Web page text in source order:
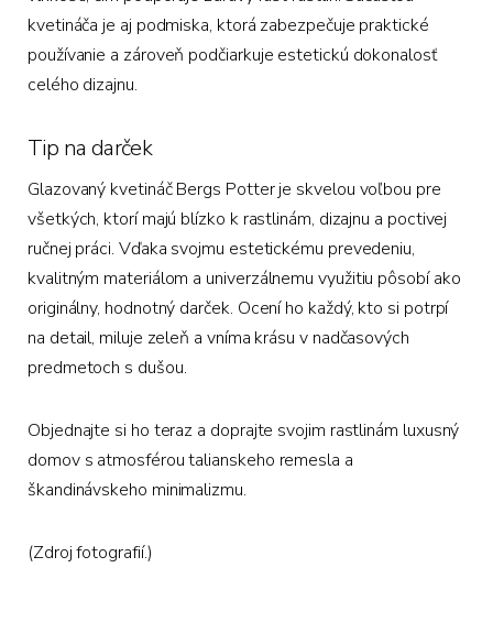
kvetináča je aj podmiska, ktorá zabezpečuje praktické
používanie a zároveň podčiarkuje estetickú dokonalosť
celého dizajnu.
Tip na darček
Glazovaný kvetináč Bergs Potter je skvelou voľbou pre
všetkých, ktorí majú blízko k rastlinám, dizajnu a poctivej
ručnej práci. Vďaka svojmu estetickému prevedeniu,
kvalitným materiálom a univerzálnemu využitiu pôsobí ako
originálny, hodnotný darček. Ocení ho každý, kto si potrpí
na detail, miluje zeleň a vníma krásu v nadčasových
predmetoch s dušou.
Objednajte si ho teraz a doprajte svojim rastlinám luxusný
domov s atmosférou talianskeho remesla a
škandinávskeho minimalizmu.
(Zdrojfotografií.)